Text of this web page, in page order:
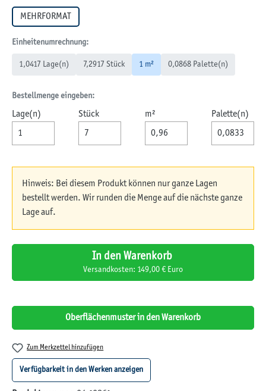
MEHRFORMAT
Einheitenumrechnung:
1,0417 Lage(n) 7,2917 Stück 1 m² 0,0868 Palette(n)
Bestellmenge eingeben:
Lage(n) Stück m² Palette(n)
Hinweis: Bei diesem Produkt können nur ganze Lagen
bestellt werden. Wir runden die Menge auf die nächste ganze
Lage auf.
In den Warenkorb
Versandkosten: 149,00 € Euro
Oberflächenmuster in den Warenkorb
Zum Merkzettel hinzufügen
Verfügbarkeit in den Werken anzeigen